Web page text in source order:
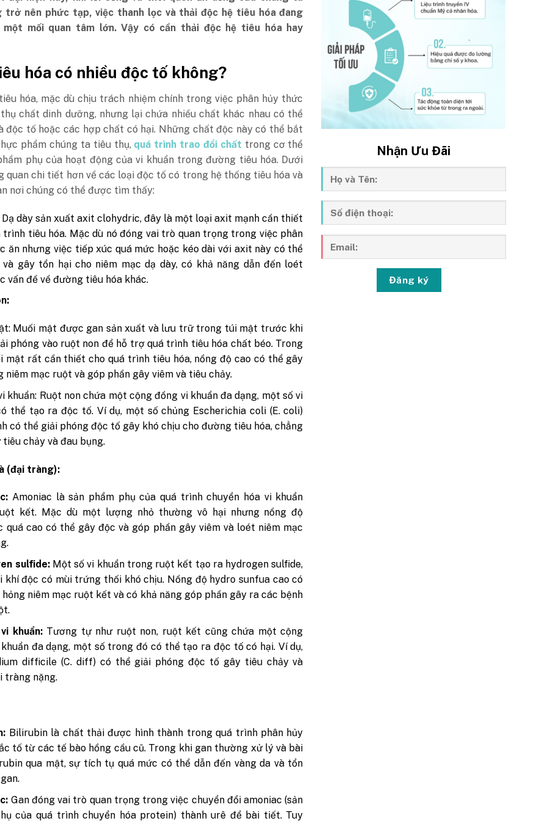
trở nên phức tạp, việc thanh lọc và thải độc hệ tiêu hóa đang
mối quan tâm lớn. Vậy có cần thải độc hệ tiêu hóa hay
hóa có nhiều độc tố không?
hóa, mặc dù chịu trách nhiệm chính trong việc phân hủy thức
chất dinh dưỡng, nhưng lại chứa nhiều chất khác nhau có thể
độc tố hoặc các hợp chất có hại. Những chất độc này có thể bắt
phẩm chúng ta tiêu thụ, quá trình trao đổi chất trong cơ thể
phụ của hoạt động của vi khuẩn trong đường tiêu hóa. Dưới
quan chi tiết hơn về các loại độc tố có trong hệ thống tiêu hóa và
nơi chúng có thể được tìm thấy:
dày sản xuất axit clohydric, đây là một loại axit mạnh cần thiết
trình tiêu hóa. Mặc dù nó đóng vai trò quan trọng trong việc phân
ăn nhưng việc tiếp xúc quá mức hoặc kéo dài với axit này có thể
và gây tổn hại cho niêm mạc dạ dày, có khả năng dẫn đến loét
vấn đề về đường tiêu hóa khác.
Muối mật được gan sản xuất và lưu trữ trong túi mật trước khi
phóng vào ruột non để hỗ trợ quá trình tiêu hóa chất béo. Trong
mật rất cần thiết cho quá trình tiêu hóa, nồng độ cao có thể gây
niêm mạc ruột và góp phần gây viêm và tiêu chảy.
khuẩn: Ruột non chứa một cộng đồng vi khuẩn đa dạng, một số vi
thể tạo ra độc tố. Ví dụ, một số chủng Escherichia coli (E. coli)
có thể giải phóng độc tố gây khó chịu cho đường tiêu hóa, chẳng
tiêu chảy và đau bụng.
(đại tràng):
Amoniac là sản phẩm phụ của quá trình chuyển hóa vi khuẩn
kết. Mặc dù một lượng nhỏ thường vô hại nhưng nồng độ
quá cao có thể gây độc và góp phần gây viêm và loét niêm mạc
sulfide:Một số vi khuẩn trong ruột kết tạo ra hydrogen sulfide,
khí độc có mùi trứng thối khó chịu. Nồng độ hydro sunfua cao có
niêm mạc ruột kết và có khả năng góp phần gây ra các bệnh
khuẩn:Tương tự như ruột non, ruột kết cũng chứa một cộng
đa dạng, một số trong đó có thể tạo ra độc tố có hại. Ví dụ,
difficile (C. diff) có thể giải phóng độc tố gây tiêu chảy và
tràng nặng.
Bilirubin là chất thải được hình thành trong quá trình phân hủy
tố từ các tế bào hồng cầu cũ. Trong khi gan thường xử lý và bài
qua mật, sự tích tụ quá mức có thể dẫn đến vàng da và tổn
Gan đóng vai trò quan trọng trong việc chuyển đổi amoniac (sản
của quá trình chuyển hóa protein) thành urê để bài tiết. Tuy
Nhận Ưu Đãi
Đăng ký